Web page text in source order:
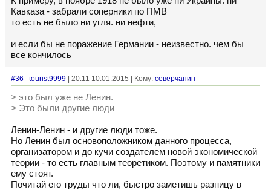
Кавказа - забрали соперники по ПМВ
то есть не было ни угля. ни нефти,
и если бы не поражение Германии - неизвестно. чем бы
все кончилось
#36 tourist9999 | 20:11 10.01.2015 | Кому: северчанин
> это был уже не Ленин.
> Это были другие люди
Ленин-Ленин - и другие люди тоже.
Но Ленин был основоположником данного процесса,
организатором и до кучи создателем новой экономической
теории - то есть главным теоретиком. Поэтому и памятники
ему стоят.
Почитай его труды что ли, быстро заметишь разницу в